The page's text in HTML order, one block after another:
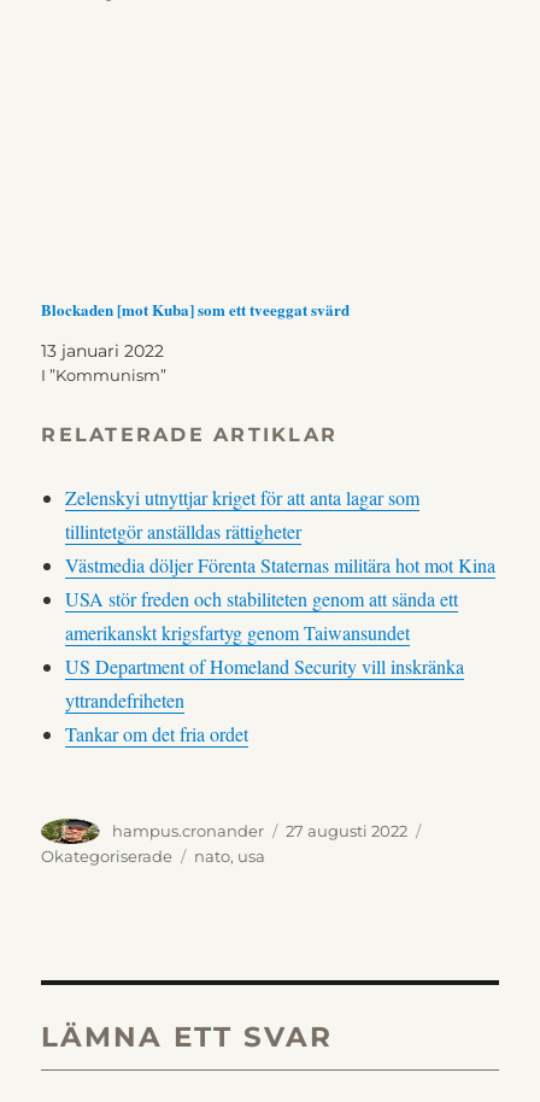
Blockaden [mot Kuba] som ett tveeggat svärd
13 januari 2022
I ”Kommunism”
RELATERADE ARTIKLAR
Zelenskyi utnyttjar kriget för att anta lagar som
tillintetgör anställdas rättigheter
Västmedia döljer Förenta Staternas militära hot mot Kina
USA stör freden och stabiliteten genom att sända ett
amerikanskt krigsfartyg genom Taiwansundet
US Department of Homeland Security vill inskränka
yttrandefriheten
Tankar om det fria ordet
Författare
hampus.cronander
Publicerat
27 augusti 2022
Okategoriserade
Etiketter
nato, usa
LÄMNA ETT SVAR